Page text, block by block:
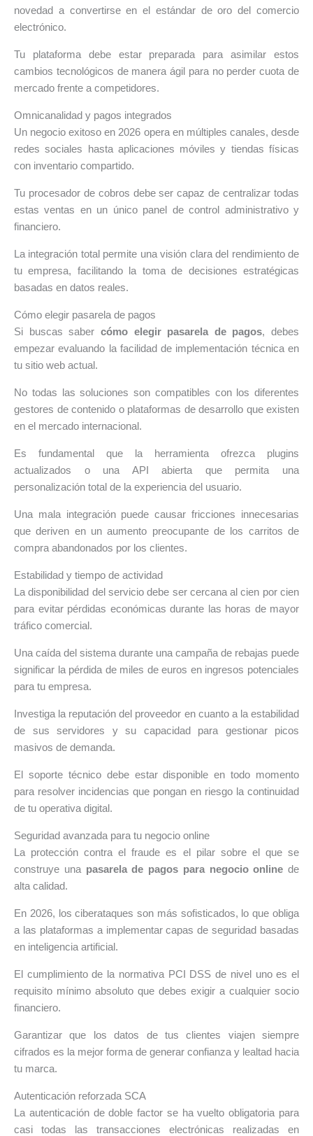
novedad a convertirse en el estándar de oro del comercio
electrónico.
Tu plataforma debe estar preparada para asimilar estos
cambios tecnológicos de manera ágil para no perder cuota de
mercado frente a competidores.
Omnicanalidad y pagos integrados
Un negocio exitoso en 2026 opera en múltiples canales, desde
redes sociales hasta aplicaciones móviles y tiendas físicas
con inventario compartido.
Tu procesador de cobros debe ser capaz de centralizar todas
estas ventas en un único panel de control administrativo y
financiero.
La integración total permite una visión clara del rendimiento de
tu empresa, facilitando la toma de decisiones estratégicas
basadas en datos reales.
Cómo elegir pasarela de pagos
Si buscas saber cómo elegir pasarela de pagos, debes
empezar evaluando la facilidad de implementación técnica en
tu sitio web actual.
No todas las soluciones son compatibles con los diferentes
gestores de contenido o plataformas de desarrollo que existen
en el mercado internacional.
Es fundamental que la herramienta ofrezca plugins
actualizados o una API abierta que permita una
personalización total de la experiencia del usuario.
Una mala integración puede causar fricciones innecesarias
que deriven en un aumento preocupante de los carritos de
compra abandonados por los clientes.
Estabilidad y tiempo de actividad
La disponibilidad del servicio debe ser cercana al cien por cien
para evitar pérdidas económicas durante las horas de mayor
tráfico comercial.
Una caída del sistema durante una campaña de rebajas puede
significar la pérdida de miles de euros en ingresos potenciales
para tu empresa.
Investiga la reputación del proveedor en cuanto a la estabilidad
de sus servidores y su capacidad para gestionar picos
masivos de demanda.
El soporte técnico debe estar disponible en todo momento
para resolver incidencias que pongan en riesgo la continuidad
de tu operativa digital.
Seguridad avanzada para tu negocio online
La protección contra el fraude es el pilar sobre el que se
construye una pasarela de pagos para negocio online de
alta calidad.
En 2026, los ciberataques son más sofisticados, lo que obliga
a las plataformas a implementar capas de seguridad basadas
en inteligencia artificial.
El cumplimiento de la normativa PCI DSS de nivel uno es el
requisito mínimo absoluto que debes exigir a cualquier socio
financiero.
Garantizar que los datos de tus clientes viajen siempre
cifrados es la mejor forma de generar confianza y lealtad hacia
tu marca.
Autenticación reforzada SCA
La autenticación de doble factor se ha vuelto obligatoria para
casi todas las transacciones electrónicas realizadas en